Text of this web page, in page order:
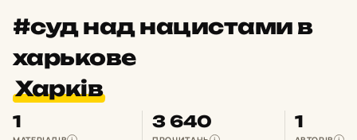
#суд над нацистами в
харькове
Харків
1 3 640 1